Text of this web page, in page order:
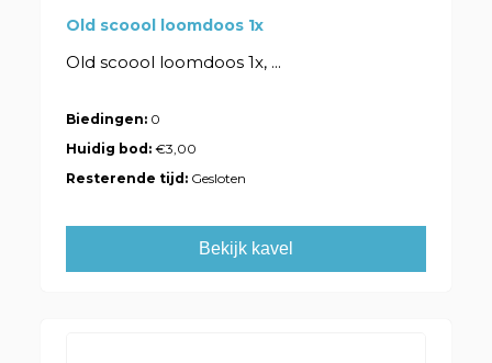
Old scoool loomdoos 1x
Old scoool loomdoos 1x, ...
Biedingen: 0
Huidig bod:€3,00
Resterende tijd: Gesloten
Bekijk kavel